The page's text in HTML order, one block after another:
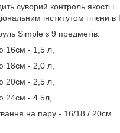
суворий контроль якості і
інститутом гігієни в
Simple з 9 предметів:
16см - 1,5 л,
18см - 2,0 л,
20см - 2,5 л,
24см - 4.5л,
на пару - 16/18 / 20см